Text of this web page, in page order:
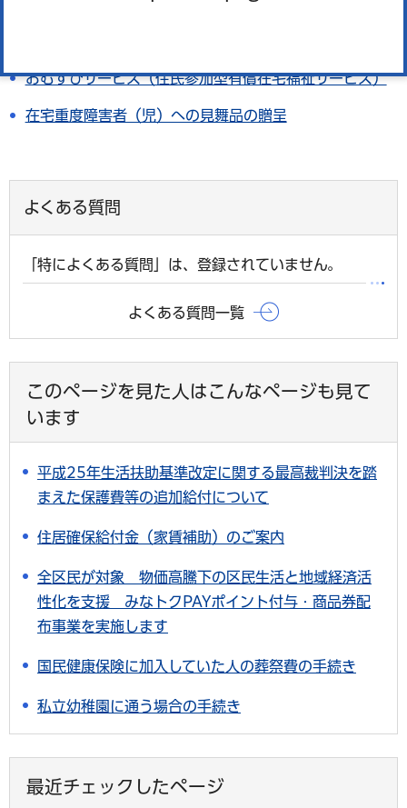
おむすびサービス（住民参加型有償在宅福祉サービス）
在宅重度障害者（児）への見舞品の贈呈
よくある質問
「特によくある質問」は、登録されていません。
よくある質問一覧
このページを見た人はこんなページも見て
います
平成25年生活扶助基準改定に関する最高裁判決を踏
まえた保護費等の追加給付について
住居確保給付金（家賃補助）のご案内
全区民が対象 物価高騰下の区民生活と地域経済活
性化を支援 みなトクPAYポイント付与・商品券配
布事業を実施します
国民健康保険に加入していた人の葬祭費の手続き
私立幼稚園に通う場合の手続き
最近チェックしたページ